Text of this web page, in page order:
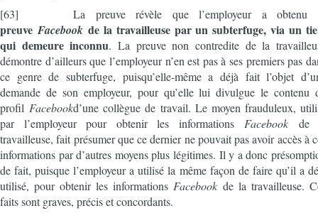
[63] La preuve révèle que l’employeur a obtenu
preuve Facebookde la travailleuse par un subterfuge, via un
qui demeure inconnu. La preuve non contredite de la
démontre d’ailleurs que l’employeur n’en est pas à ses premiers pas
ce genre de subterfuge, puisqu’elle-même a déjà fait l’objet
demande de son employeur, pour qu’elle lui divulgue le contenu
profil Facebookd’une collègue de travail. Le moyen frauduleux,
par l’employeur pour obtenir les informations Facebook de
travailleuse, fait présumer que ce dernier ne pouvait pas avoir accès à
informations par d’autres moyens plus légitimes. Il y a donc
de fait, puisque l’employeur a utilisé la même façon de faire qu’il a
utilisé, pour obtenir les informations Facebook de la travailleuse.
faits sont graves, précis et concordants.